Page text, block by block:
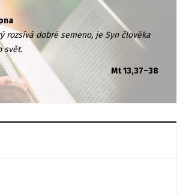
rozsívá dobré semeno, je Syn člověka
svět.
Mt 13,37–38